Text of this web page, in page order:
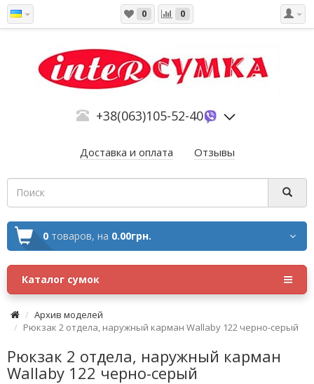
0 0
+38(063)105-52-40
Доставка и оплата Отзывы
0 товаров, на 0.00грн.
Каталог сумок
Архив моделей
Рюкзак 2 отдела, наружный карман Wallaby 122 черно-серый
Рюкзак 2 отдела, наружный карман
Wallaby 122 черно-серый